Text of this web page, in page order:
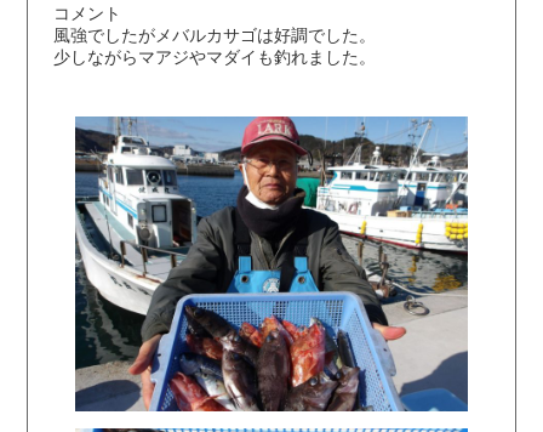
コメント
風強でしたがメバルカサゴは好調でした。
少しながらマアジやマダイも釣れました。